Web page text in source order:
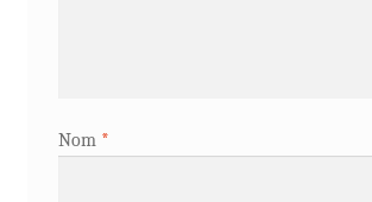
Nom *